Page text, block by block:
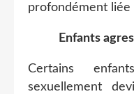
profondément liée
Enfants
Certains
sexuellement